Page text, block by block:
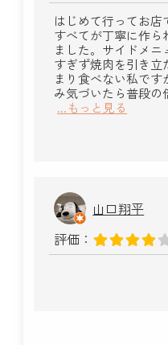
はじめて行ってお店
すべてが丁寧に作ら
ました。サイドメニ
すぎず焼肉を引き立
まり食べない私で
み気づいたら普段の
...もっと見る
山口翔平
評価：